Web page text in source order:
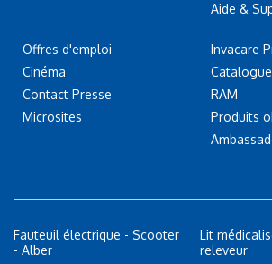
Offres d'emploi
Cinéma
Contact Presse
Microsites
Aide &
Invacare
RAM
Produits
Fauteuil électrique - Scooter
- Alber
Lit
releveur